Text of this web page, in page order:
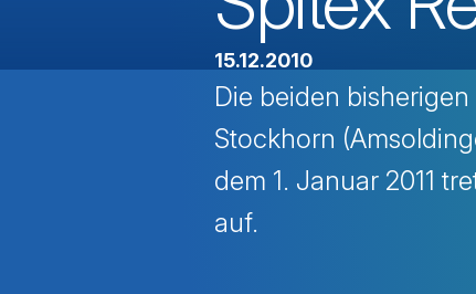
15.12.2010
Die beiden
Stockhorn
dem 1. Januar 2011
auf.